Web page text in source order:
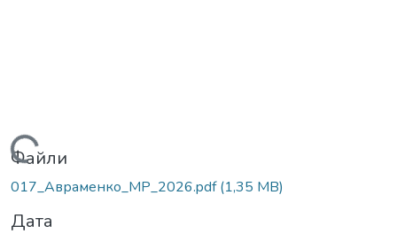
Файли
017_Авраменко_МР_2026.pdf(1,35 MB)
Дата